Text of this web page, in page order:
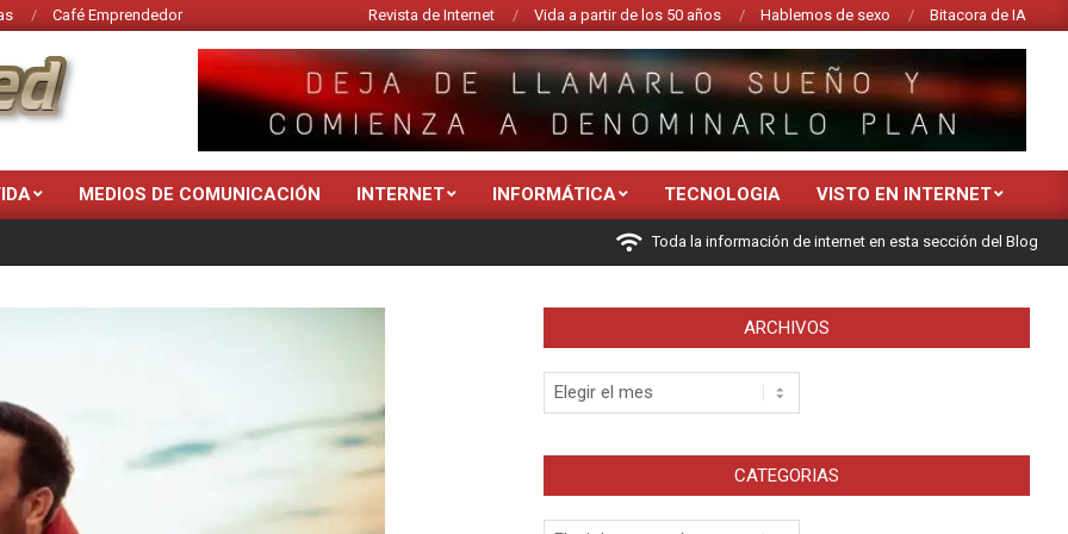
Café Emprendedor Revista de Internet Vida a partir de los 50 años Hablemos de sexo Bitacora de IA
MEDIOS DE COMUNICACIÓN INTERNET INFORMÁTICA TECNOLOGIA VISTO EN INTERNET
Toda la información de internet en esta sección del Blog
ARCHIVOS
Archivos
CATEGORIAS